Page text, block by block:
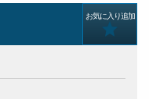
お気に入り追加